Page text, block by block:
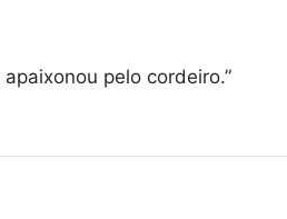
pelo cordeiro.”